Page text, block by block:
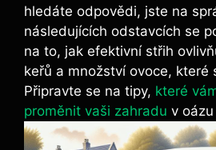
hledáte odpovědi, jste na
následujících odstavcích se
na to, jak efektivní střih
keřů a množství ovoce, které
Připravte se na tipy, které
proměnit vaši zahradu v